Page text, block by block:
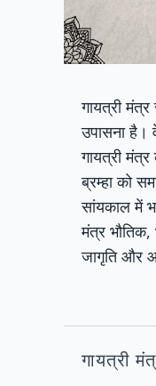
गायत्री
उपासना है।
गायत्री
ब्रम्हा को
सांयकाल में
मंत्र भौतिक,
जागृति और
गायत्री